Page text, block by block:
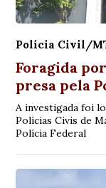
Polícia Civil/
Foragida
presa pela
A investigada foi
Polícias Civis de
Polícia Federal